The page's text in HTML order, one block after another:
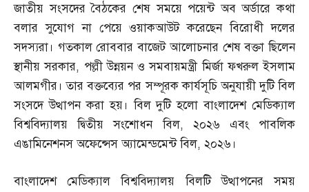
জাতীয় সংসদের বৈঠকের শেষ সময়ে পয়েন্ট অব অর্ডারে কথা
বলার সুযোগ না পেয়ে ওয়াকআউট করেছেন বিরোধী দলের
সদস্যরা। গতকাল রোববার বাজেট আলোচনার শেষ বক্তা ছিলেন
স্থানীয় সরকার, পল্লী উন্নয়ন ও সমবায়মন্ত্রী মির্জা ফখরুল ইসলাম
আলমগীর। তার বক্তব্যের পর সম্পূরক কার্যসূচি অনুযায়ী দুটি বিল
সংসদে উত্থাপন করা হয়। বিল দুটি হলো বাংলাদেশ মেডিক্যাল
বিশ্ববিদ্যালয় দ্বিতীয় সংশোধন বিল, ২০২৬ এবং পাবলিক
এঙামিনেশনস অফেন্সেস অ্যামেন্ডমেন্ট বিল, ২০২৬।
বাংলাদেশ মেডিক্যাল বিশ্ববিদ্যালয় বিলটি উত্থাপনের সময়